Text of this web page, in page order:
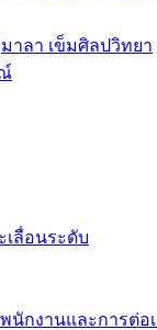
าลา เข็มศิลปวิทยา
เลื่อนระดับ
นักงานและการต่อ